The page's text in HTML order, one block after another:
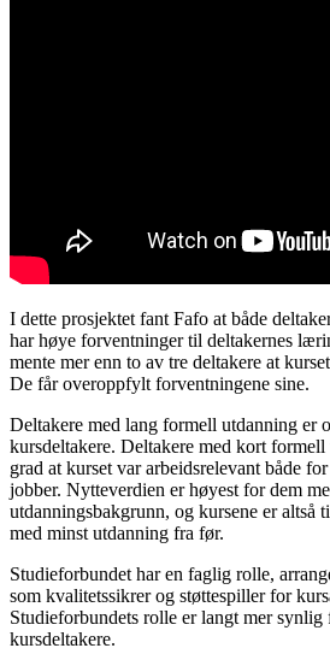
I dette prosjektet fant Fafo at både
har høye forventninger til deltakernes
mente mer enn to av tre deltakere at
De får overoppfylt forventningene sine.
Deltakere med lang formell utdanning er
kursdeltakere. Deltakere med kort
grad at kurset var arbeidsrelevant både
jobber. Nytteverdien er høyest for dem
utdanningsbakgrunn, og kursene er altså
med minst utdanning fra før.
Studieforbundet har en faglig rolle,
som kvalitetssikrer og støttespiller for
Studieforbundets rolle er langt mer
kursdeltakere.